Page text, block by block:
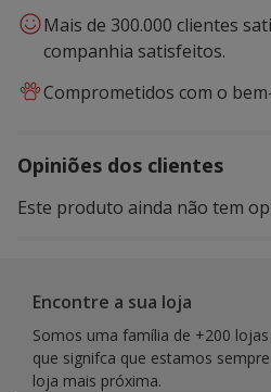
Mais de 300.000 clientes
companhia satisfeitos.
Comprometidos com o
Opiniões dos clientes
Este produto ainda não tem
Encontre a sua loja
Somos uma família de +200
que signifca que estamos
loja mais próxima.